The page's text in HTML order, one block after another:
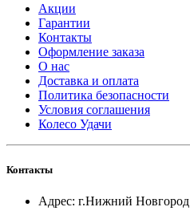
Акции
Гарантии
Контакты
Оформление заказа
О нас
Доставка и оплата
Политика безопасности
Условия соглашения
Колесо Удачи
Контакты
Адрес: г.Нижний Новгород